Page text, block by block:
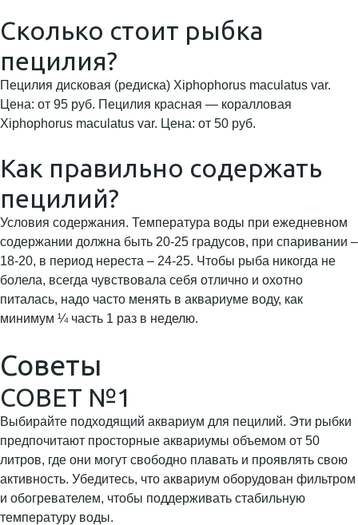
Сколько стоит рыбка
пецилия?
Пецилия дисковая (редиска) Xiphophorus maculatus var.
Цена: от 95 руб. Пецилия красная — коралловая
Xiphophorus maculatus var. Цена: от 50 руб.
Как правильно содержать
пецилий?
Условия содержания. Температура воды при ежедневном
содержании должна быть 20-25 градусов, при спаривании –
18-20, в период нереста – 24-25. Чтобы рыба никогда не
болела, всегда чувствовала себя отлично и охотно
питалась, надо часто менять в аквариуме воду, как
минимум ¼ часть 1 раз в неделю.
Советы
СОВЕТ №1
Выбирайте подходящий аквариум для пецилий. Эти рыбки
предпочитают просторные аквариумы объемом от 50
литров, где они могут свободно плавать и проявлять свою
активность. Убедитесь, что аквариум оборудован фильтром
и обогревателем, чтобы поддерживать стабильную
температуру воды.